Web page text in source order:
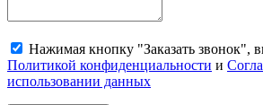
Нажимая кнопку "Заказать звонок",
Политикой конфиденциальности и
использовании данных